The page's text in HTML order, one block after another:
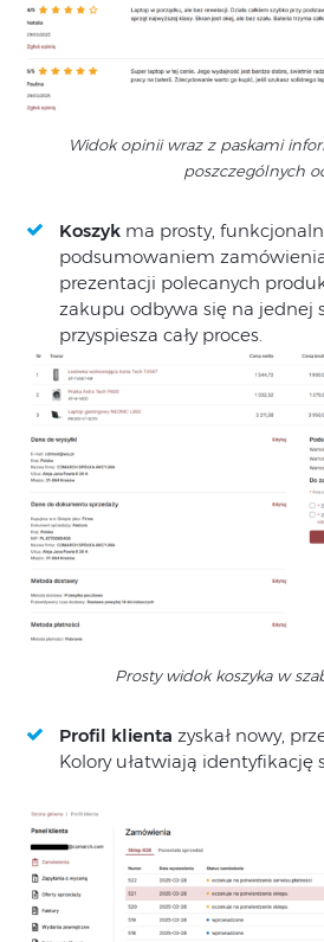
Widok opinii wraz z paskami
poszczególnych
Koszyk ma prosty,
podsumowaniem
prezentacji polecanych
zakupu odbywa się na jednej
przyspiesza cały proces.
Prosty widok koszyka w
Profil klienta zyskał nowy,
Kolory ułatwiają identyfikację